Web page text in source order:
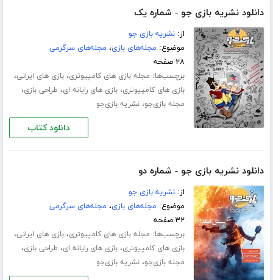
دانلود نشریه بازی جو - شماره یک
از:نشریه بازی جو
موضوع: مجله‌های بازی، مجله‌های سرگرمی
۲۸ صفحه
برچسب‌ها: مجله بازی های کامپیوتری،بازی های ایرانی،
بازی های کامپیوتری،بازی های رایانه ای، طراحی بازی،
مجله بازی‌جو،نشریه بازی‌جو
دانلود کتاب
دانلود نشریه بازی جو - شماره دو
از:نشریه بازی جو
موضوع: مجله‌های بازی، مجله‌های سرگرمی
۳۲ صفحه
برچسب‌ها: مجله بازی های کامپیوتری،بازی های ایرانی،
بازی های کامپیوتری،بازی های رایانه ای، طراحی بازی،
مجله بازی‌جو،نشریه بازی‌جو